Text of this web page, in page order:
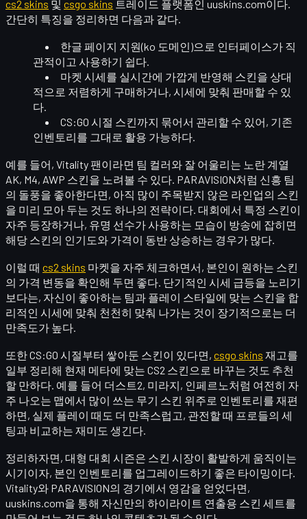
cs2 skins 및 csgo skins 트레이드 플랫폼인 uuskins.com이다.
간단히 특징을 정리하면 다음과 같다.
한글 페이지 지원(ko 도메인)으로 인터페이스가 직
관적이고 사용하기 쉽다.
마켓 시세를 실시간에 가깝게 반영해 스킨을 상대
적으로 저렴하게 구매하거나, 시세에 맞춰 판매할 수 있
다.
CS:GO 시절 스킨까지 묶어서 관리할 수 있어, 기존
인벤토리를 그대로 활용 가능하다.
예를 들어, Vitality 팬이라면 팀 컬러와 잘 어울리는 노란 계열
AK, M4, AWP 스킨을 노려볼 수 있다. PARAVISION처럼 신흥 팀
의 돌풍을 좋아한다면, 아직 많이 주목받지 않은 라인업의 스킨
을 미리 모아 두는 것도 하나의 전략이다. 대회에서 특정 스킨이
자주 등장하거나, 유명 선수가 사용하는 모습이 방송에 잡히면
해당 스킨의 인기도와 가격이 동반 상승하는 경우가 많다.
이럴 때 cs2 skins 마켓을 자주 체크하면서, 본인이 원하는 스킨
의 가격 변동을 확인해 두면 좋다. 단기적인 시세 급등을 노리기
보다는, 자신이 좋아하는 팀과 플레이 스타일에 맞는 스킨을 합
리적인 시세에 맞춰 천천히 맞춰 나가는 것이 장기적으로는 더
만족도가 높다.
또한 CS:GO 시절부터 쌓아둔 스킨이 있다면, csgo skins 재고를
일부 정리해 현재 메타에 맞는 CS2 스킨으로 바꾸는 것도 추천
할 만하다. 예를 들어 더스트2, 미라지, 인페르노처럼 여전히 자
주 나오는 맵에서 많이 쓰는 무기 스킨 위주로 인벤토리를 재편
하면, 실제 플레이 때도 더 만족스럽고, 관전할 때 프로들의 세
팅과 비교하는 재미도 생긴다.
정리하자면, 대형 대회 시즌은 스킨 시장이 활발하게 움직이는
시기이자, 본인 인벤토리를 업그레이드하기 좋은 타이밍이다.
Vitality와 PARAVISION의 경기에서 영감을 얻었다면,
uuskins.com을 통해 자신만의 하이라이트 연출용 스킨 세트를